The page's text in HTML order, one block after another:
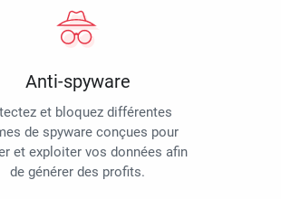
Anti-spyware
et bloquez différentes
de spyware conçues pour
et exploiter vos données afin
de générer des profits.